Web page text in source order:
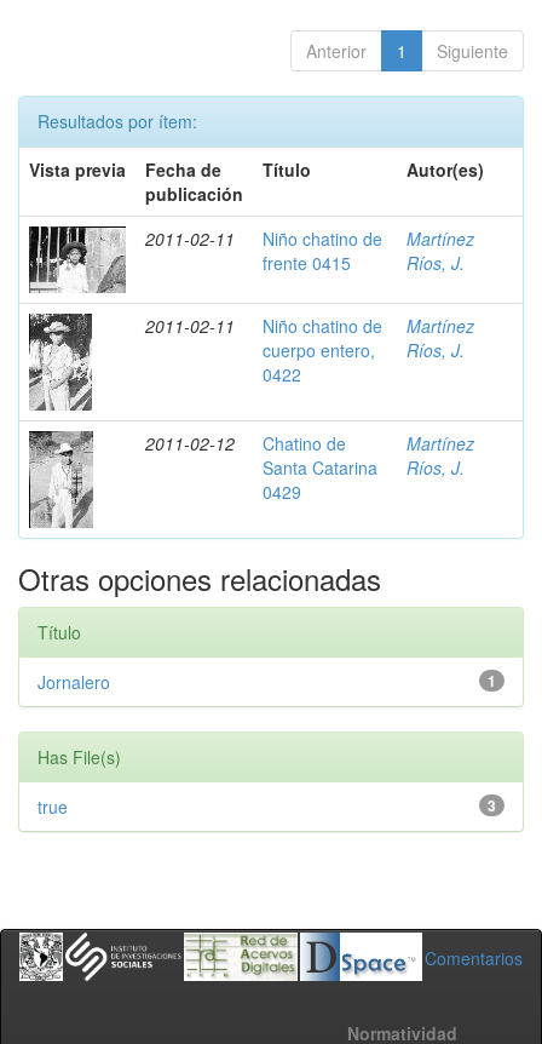
Anterior 1 Siguiente
Resultados por ítem:
Vista previa
Fecha de
publicación
Título Autor(es)
2011-02-11
Niño chatino de
frente 0415
Martínez
Ríos, J.
2011-02-11
Niño chatino de
cuerpo entero,
0422
Martínez
Ríos, J.
2011-02-12
Chatino de
Santa Catarina
0429
Martínez
Ríos, J.
Otras opciones relacionadas
Título
1
Jornalero
Has File(s)
3
true
Comentarios
Normatividad